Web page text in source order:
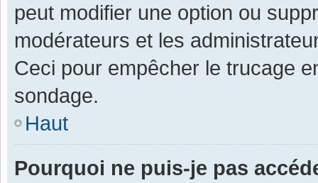
peut modifier une option ou
modérateurs et les
Ceci pour empêcher le trucage
sondage.
Haut
Pourquoi ne puis-je pas